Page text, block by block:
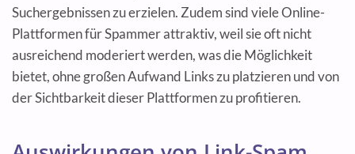
Suchergebnissen zu erzielen. Zudem sind viele Online-
Plattformen für Spammer attraktiv, weil sie oft nicht
ausreichend moderiert werden, was die Möglichkeit
bietet, ohne großen Aufwand Links zu platzieren und von
der Sichtbarkeit dieser Plattformen zu profitieren.